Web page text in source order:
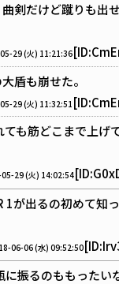
剣だけど蹴りも出
29 (火) 11:21:36
盾も崩せた。
29 (火) 11:32:51
も筋どこまで上げ
29 (火) 14:02:54
1が出るの初めて知
06-06 (水) 09:52:50
振るのももったい